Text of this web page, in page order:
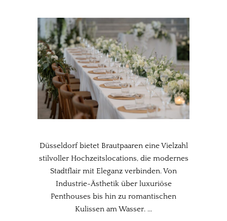
Düsseldorf bietet Brautpaaren eine Vielzahl
stilvoller Hochzeitslocations, die modernes
Stadtflair mit Eleganz verbinden. Von
Industrie-Ästhetik über luxuriöse
Penthouses bis hin zu romantischen
Kulissen am Wasser.